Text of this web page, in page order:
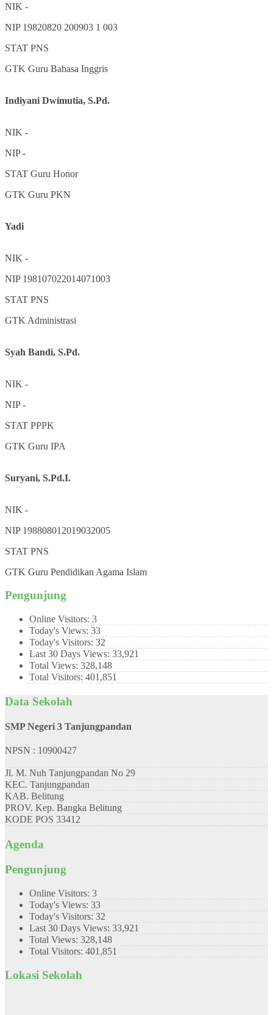
NIK -
NIP 19820820 200903 1 003
STAT PNS
GTK Guru Bahasa Inggris
Indiyani Dwimutia, S.Pd.
NIK -
NIP-
STAT Guru Honor
GTK Guru PKN
Yadi
NIK -
NIP 198107022014071003
STAT PNS
GTK Administrasi
Syah Bandi, S.Pd.
NIK -
NIP-
STAT PPPK
GTK Guru IPA
Suryani, S.Pd.I.
NIK -
NIP 198808012019032005
STAT PNS
GTK Guru Pendidikan Agama Islam
Pengunjung
Online Visitors: 3
Today's Views: 33
Today's Visitors: 32
Last 30 Days Views: 33,921
Total Views: 328,148
Total Visitors: 401,851
Data Sekolah
SMP Negeri 3 Tanjungpandan
NPSN : 10900427
Jl. M. Nuh Tanjungpandan No 29
KEC. Tanjungpandan
KAB. Belitung
PROV. Kep. Bangka Belitung
KODE POS 33412
Agenda
Pengunjung
Online Visitors: 3
Today's Views: 33
Today's Visitors: 32
Last 30 Days Views: 33,921
Total Views: 328,148
Total Visitors: 401,851
Lokasi Sekolah